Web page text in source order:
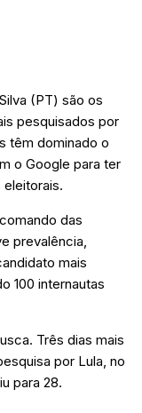
(PT) são os
pesquisados por
têm dominado o
o Google para ter
das
prevalência,
mais
100 internautas
Três dias mais
por Lula, no
para 28.